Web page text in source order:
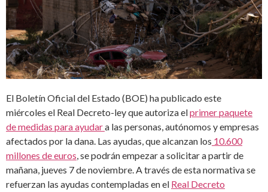
El Boletín Oficial del Estado (BOE) ha publicado este
miércoles el Real Decreto-ley que autoriza elprimer paquete
de medidas para ayudara las personas, autónomos y empresas
afectados por la dana. Las ayudas, que alcanzan los 10.600
millones de euros, se podrán empezar a solicitar a partir de
mañana, jueves 7 de noviembre. A través de esta normativa se
refuerzan las ayudas contempladas en el Real Decreto